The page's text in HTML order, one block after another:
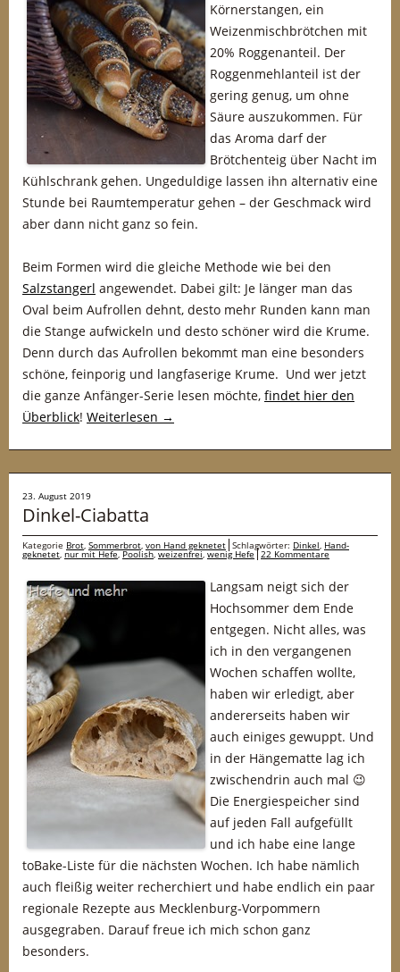
Körnerstangen, ein
Weizenmischbrötchen mit
20% Roggenanteil. Der
Roggenmehlanteil ist der
gering genug, um ohne
Säure auszukommen. Für
das Aroma darf der
Brötchenteig über Nacht im
Kühlschrank gehen. Ungeduldige lassen ihn alternativ eine
Stunde bei Raumtemperatur gehen – der Geschmack wird
aber dann nicht ganz so fein.
Beim Formen wird die gleiche Methode wie bei den
Salzstangerl angewendet. Dabei gilt: Je länger man das
Oval beim Aufrollen dehnt, desto mehr Runden kann man
die Stange aufwickeln und desto schöner wird die Krume.
Denn durch das Aufrollen bekommt man eine besonders
schöne, feinporig und langfaserige Krume. Und wer jetzt
die ganze Anfänger-Serie lesen möchte, findet hier den
Überblick! Weiterlesen →
23. August 2019
Dinkel-Ciabatta
Kategorie Brot, Sommerbrot, von Hand geknetet Schlagwörter: Dinkel, Hand-
geknetet, nur mit Hefe,Poolish,weizenfrei,wenig Hefe 22 Kommentare
Langsam neigt sich der
Hochsommer dem Ende
entgegen. Nicht alles, was
ich in den vergangenen
Wochen schaffen wollte,
haben wir erledigt, aber
andererseits haben wir
auch einiges gewuppt. Und
in der Hängematte lag ich
zwischendrin auch mal 😉
Die Energiespeicher sind
auf jeden Fall aufgefüllt
und ich habe eine lange
toBake-Liste für die nächsten Wochen. Ich habe nämlich
auch fleißig weiter recherchiert und habe endlich ein paar
regionale Rezepte aus Mecklenburg-Vorpommern
ausgegraben. Darauf freue ich mich schon ganz
besonders.